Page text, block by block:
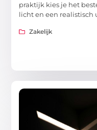
praktijk kies je het
licht en een realistisch
Zakelijk